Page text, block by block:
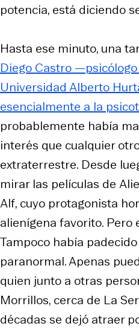
potencia, está diciendo
Hasta ese minuto, una
Diego Castro
Universidad Alberto
esencialmente a la
probablemente había
interés que cualquier
extraterrestre. Desde
mirar las películas de
Alf, cuyo protagonista
alienígena favorito. Pero
Tampoco había
paranormal. Apenas
quien junto a otras
Morrillos, cerca de La
décadas se dejó atraer